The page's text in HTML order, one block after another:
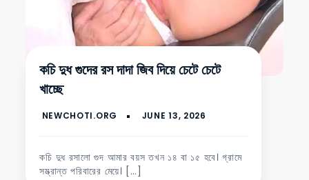
কচি দুধ গুদের রস দাদা জিব দিয়ে চেটে চেটে
খাচ্ছে
কচি দুধ রসালো গুদ আমার বয়স তখন ১৪ বা ১৫ হবে। গ্রামে
সম্ভ্রান্ত পরিবারের মেয়ে। […]